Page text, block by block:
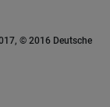
© 2016 Deutsche